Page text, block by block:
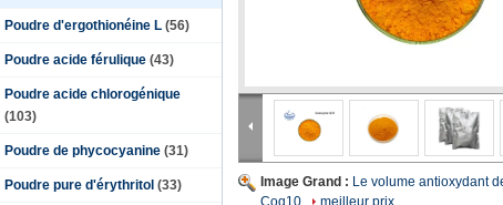
Poudre d'ergothionéine L (56)
Poudre acide férulique (43)
Poudre acide chlorogénique
(103)
Poudre de phycocyanine (31)
Poudre pure d'érythritol (33) Image Grand : Le volume antioxydant
Coq10
meilleur prix